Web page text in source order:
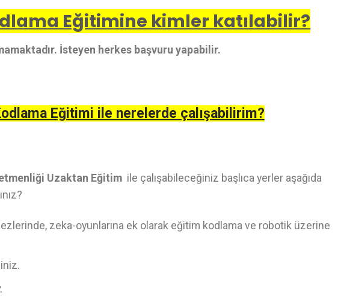
Eğitimine kimler katılabilir?
İsteyen herkes başvuru yapabilir.
Eğitimi ile nerelerde çalışabilirim?
Uzaktan Eğitim ile çalışabileceğiniz başlıca yerler aşağıda
zeka-oyunlarına ek olarak eğitim kodlama ve robotik üzerine